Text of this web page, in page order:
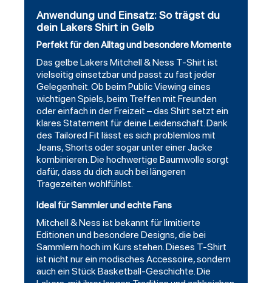
Anwendung und Einsatz: So trägst du
dein Lakers Shirt in Gelb
Perfekt für den Alltag und besondere Momente
Das gelbe Lakers Mitchell & Ness T-Shirt ist
vielseitig einsetzbar und passt zu fast jeder
Gelegenheit. Ob beim Public Viewing eines
wichtigen Spiels, beim Treffen mit Freunden
oder einfach in der Freizeit – das Shirt setzt ein
klares Statement für deine Leidenschaft. Dank
des Tailored Fit lässt es sich problemlos mit
Jeans, Shorts oder sogar unter einer Jacke
kombinieren. Die hochwertige Baumwolle sorgt
dafür, dass du dich auch bei längeren
Tragezeiten wohlfühlst.
Ideal für Sammler und echte Fans
Mitchell & Ness ist bekannt für limitierte
Editionen und besondere Designs, die bei
Sammlern hoch im Kurs stehen. Dieses T-Shirt
ist nicht nur ein modisches Accessoire, sondern
auch ein Stück Basketball-Geschichte. Die